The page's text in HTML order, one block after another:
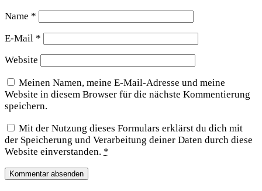
Name *
E-Mail *
Website
Meinen Namen, meine E-Mail-Adresse und meine
Website in diesem Browser für die nächste Kommentierung
speichern.
Mit der Nutzung dieses Formulars erklärst du dich mit
der Speicherung und Verarbeitung deiner Daten durch diese
Website einverstanden. *